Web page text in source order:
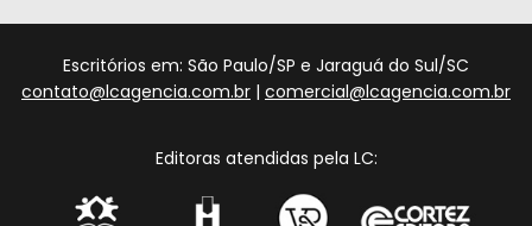
Escritórios em: São Paulo/SP e Jaraguá do Sul/SC
contato@lcagencia.com.br | comercial@lcagencia.com.br
Editoras atendidas pela LC: